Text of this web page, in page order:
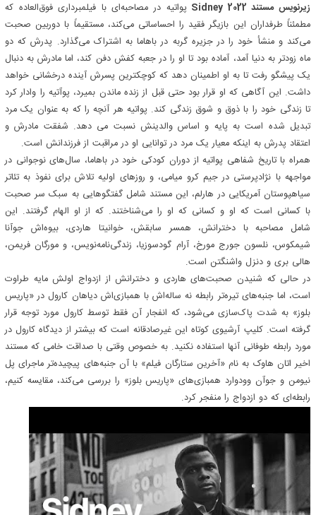
زیرنویس مستند Sidney 2022
پواتیه در مصاحبه‌ای با فیلمبرداری فوق‌العاده که
مطمئناً طرفداران این بازیگر فقید را احساساتی می‌کند، مستقیماً با دوربین صحبت
می‌کند و منشأ خود را در جزیره گربه در باهاما به اشتراک می‌گذارد. پدرش که دو
ماه زودتر به دنیا آمد، آماده بود تا او را در جعبه کفش دفن کند، اما مادرش به دنبال
یک پیشگو رفت تا به او اطمینان دهد که کوچکترین پسرش آینده درخشانی خواهد
داشت. این آگاهی که او قرار بود حتی قبل از زنده ماندن بمیرد، پوآتیه را وادار کرد
تا زندگی خود را با ذوق و شوق زندگی کند. پواتیه هر آنچه را که به عنوان یک مرد
تبدیل شده است به پایه و اساس والدینش نسبت می دهد. شفقت مادرش و
اعتقاد پدرش به اینکه معیار یک مرد در توانایی او در مراقبت از فرزندانش است.
همراه با تاریخ شفاهی پواتیه از دوران کودکی خود در باهاما، سال‌های نوجوانی در
مواجهه با نژادپرستی در جیم کرو میامی، و روزهای اولیه تلاش برای نفوذ به تئاتر
سیاهپوستان آمریکایی در هارلم، این مستند شامل گفتگوهایی به سبک سر صحبت
با کسانی است که او و کسانی که او را می‌شناختند. که از او الهام گرفتند. این
شامل مصاحبه با دخترانش، همسر سابقش، خوانیتا هاردی، بیوه‌اش جوآنا
شیمکوس، نلسون جورج مورخ، آرام گودسوزیا، زندگی‌نامه‌نویس، و مورگان فریمن،
هالی بری و دنزل واشنگتن است.
در حالی که شنیدن صحبت‌های هاردی و دخترانش از ازدواج اولش مایه طراوت
است، اما جنبه‌های تیره‌تر رابطه نه ساله‌اش با همبازی‌اش دیاهان کارول در «پاریس
بلوز» به شدت پاک‌سازی می‌شود، که انفجار آن فقط توسط کارول مورد توجه قرار
گرفته است. کلیپ آرشیوی کوتاه این غیرصادقانه است که بیشتر از دیدگاه کارول در
مورد رابطه طوفانی آنها استفاده نکنید. به خصوص وقتی با صداقت خامی که مستند
اخیر اتان هاوک به نام «آخرین ستارگان فیلم» با آن جنبه‌های پیچیده‌تر ماجرای پل
نیومن و جوآن وودوارد همبازی‌های «پاریس بلوز» را بررسی می‌کند، مقایسه کنیم،
رابطه‌ای که دو ازدواج را منفجر کرد.